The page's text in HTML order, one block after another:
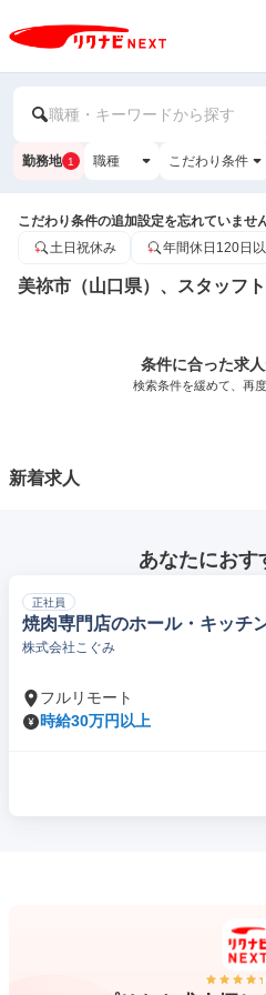
職種・キーワードから探す
勤務地 1 職種 こだわり条件
こだわり条件の追加設定を忘れていませ
土日祝休み
年間休日120日
美祢市（山口県）、スタッフ
条件に合った求
検索条件を緩めて、再
新着求人
あなたにおす
正社員
焼肉専門店のホール・キッチ
株式会社こぐみ
フルリモート
時給30万円以上